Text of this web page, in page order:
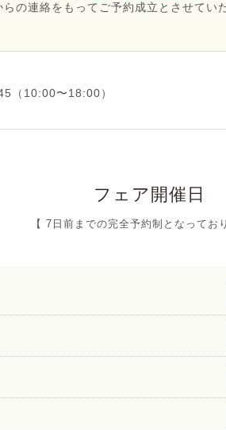
の連絡をもってご予約成立とさせてい
（10:00〜18:00）
フェア開催日
【 7日前までの完全予約制となってお